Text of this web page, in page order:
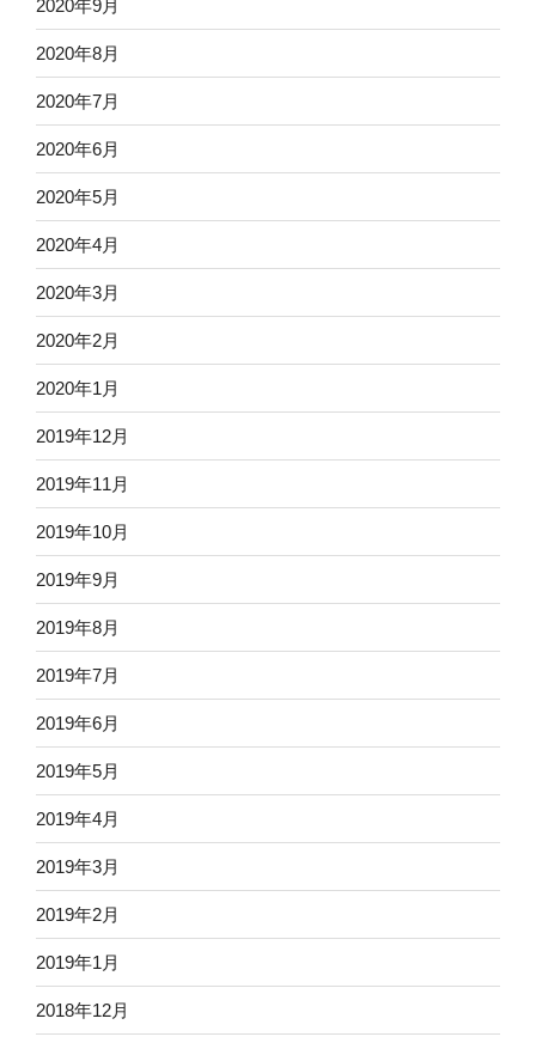
2020年9月
2020年8月
2020年7月
2020年6月
2020年5月
2020年4月
2020年3月
2020年2月
2020年1月
2019年12月
2019年11月
2019年10月
2019年9月
2019年8月
2019年7月
2019年6月
2019年5月
2019年4月
2019年3月
2019年2月
2019年1月
2018年12月